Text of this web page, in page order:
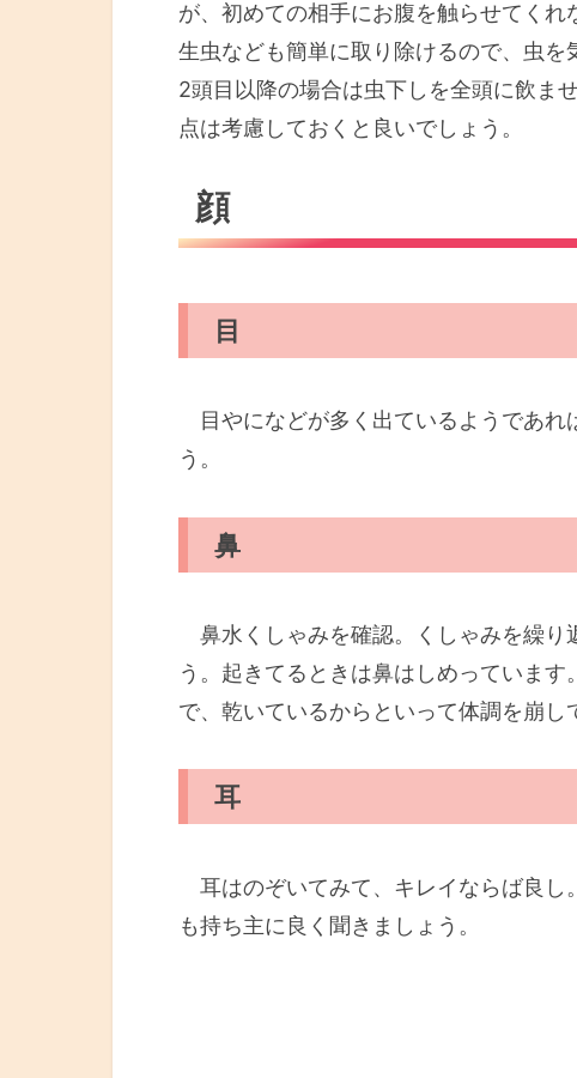
が、初めての相手にお腹を触らせてく
生虫なども簡単に取り除けるので、虫を
2頭目以降の場合は虫下しを全頭に飲ま
点は考慮しておくと良いでしょう。
顔
目
目やになどが多く出ているようであれ
う。
鼻
鼻水くしゃみを確認。くしゃみを繰り
う。起きてるときは鼻はしめっていま
で、乾いているからといって体調を崩し
耳
耳はのぞいてみて、キレイならば良し
も持ち主に良く聞きましょう。